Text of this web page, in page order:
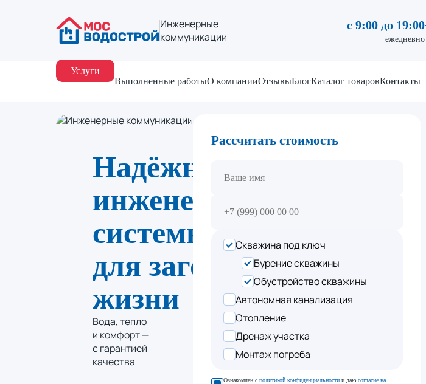
Инженерные
коммуникации
с 9:00 до 19:00
ежедневно
Услуги
Выполненные работыО компанииОтзывыБлогКаталог товаровКонтакты
Надёжные
инженерные
системы
для загородной
жизни
Вода, тепло
и комфорт —
с гарантией
качества
Рассчитать стоимость
Скважина под ключ
Бурение скважины
Обустройство скважины
Автономная канализация
Отопление
Дренаж участка
Монтаж погреба
Ознакомлен с политикой конфиденциальности и даю согласие на